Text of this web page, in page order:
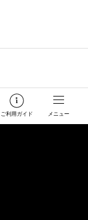
ご利用ガイド メニュー